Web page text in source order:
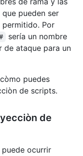
pueden ser
Por
sería un nombre
de ataque para un
puedes
de scripts.
de
ocurrir